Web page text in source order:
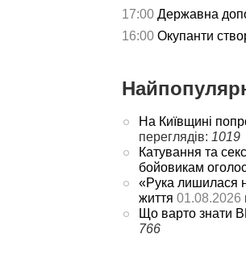
17:00 Державна
16:00 Окупанти
На Київщині
переглядів: 1019
Катування та
бойовикам
«Рука лишилася
життя 01.08.2026
Що варто знати
766